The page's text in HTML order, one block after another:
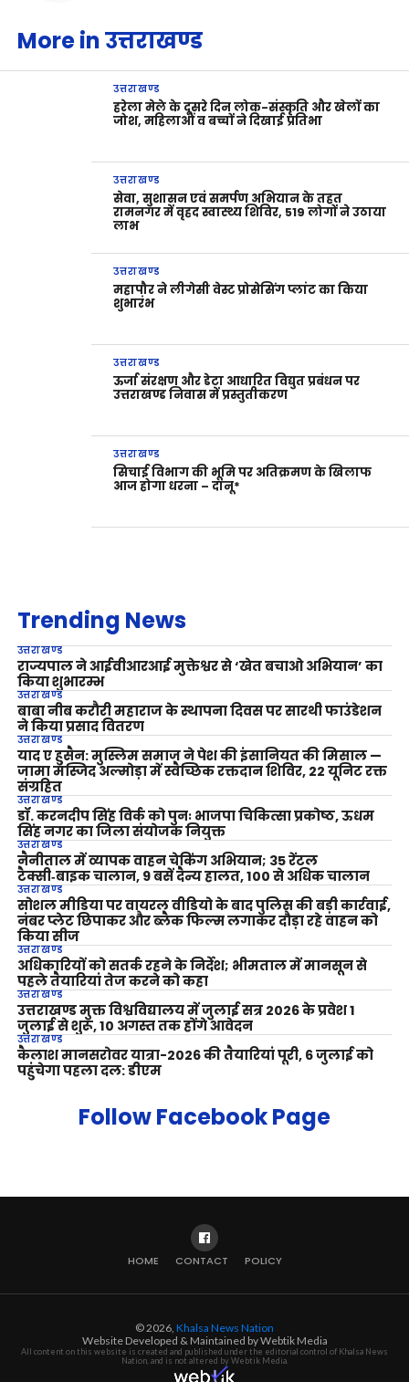
More in उत्तराखण्ड
उत्तराखण्ड
हरेला मेले के दूसरे दिन लोक-संस्कृति और खेलों का
जोश, महिलाओं व बच्चों ने दिखाई प्रतिभा
उत्तराखण्ड
सेवा, सुशासन एवं समर्पण अभियान के तहत
रामनगर में वृहद स्वास्थ्य शिविर, 519 लोगों ने उठाया
लाभ
उत्तराखण्ड
महापौर ने लीगेसी वेस्ट प्रोसेसिंग प्लांट का किया
शुभारंभ
उत्तराखण्ड
ऊर्जा संरक्षण और डेटा आधारित विद्युत प्रबंधन पर
उत्तराखण्ड निवास में प्रस्तुतीकरण
उत्तराखण्ड
सिचाई विभाग की भूमि पर अतिक्रमण के खिलाफ
आज होगा धरना – दानू*
Trending News
उत्तराखण्ड
राज्यपाल ने आईवीआरआई मुक्तेश्वर से ‘खेत बचाओ अभियान’ का
किया शुभारम्भ
उत्तराखण्ड
बाबा नीब करौरी महाराज के स्थापना दिवस पर सारथी फाउंडेशन
ने किया प्रसाद वितरण
उत्तराखण्ड
याद ए हुसैन: मुस्लिम समाज ने पेश की इंसानियत की मिसाल —
जामा मस्जिद अल्मोड़ा में स्वैच्छिक रक्तदान शिविर, 22 यूनिट रक्त
संग्रहित
उत्तराखण्ड
डॉ. करनदीप सिंह विर्क को पुनः भाजपा चिकित्सा प्रकोष्ठ, ऊधम
सिंह नगर का जिला संयोजक नियुक्त
उत्तराखण्ड
नैनीताल में व्यापक वाहन चेकिंग अभियान; 35 रेंटल
टैक्सी‑बाइक चालान, 9 बसें दैन्य हालत, 100 से अधिक चालान
उत्तराखण्ड
सोशल मीडिया पर वायरल वीडियो के बाद पुलिस की बड़ी कार्रवाई,
नंबर प्लेट छिपाकर और ब्लैक फिल्म लगाकर दौड़ा रहे वाहन को
किया सीज
उत्तराखण्ड
अधिकारियों को सतर्क रहने के निर्देश; भीमताल में मानसून से
पहले तैयारियां तेज करने को कहा
उत्तराखण्ड
उत्तराखण्ड मुक्त विश्वविद्यालय में जुलाई सत्र 2026 के प्रवेश 1
जुलाई से शुरू, 10 अगस्त तक होंगे आवेदन
उत्तराखण्ड
कैलाश मानसरोवर यात्रा-2026 की तैयारियां पूरी, 6 जुलाई को
पहुंचेगा पहला दल: डीएम
Follow Facebook Page
HOME CONTACT POLICY
© 2026, Khalsa News Nation
Website Developed & Maintained by Webtik Media
All content on this website is created and published under the editorial control of Khalsa News
Nation, and is not altered by Webtik Media.